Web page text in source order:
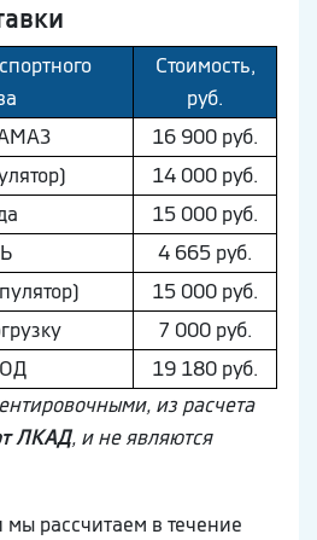
Стоимость,
руб.
16 900 руб.
14 000 руб.
15 000 руб.
4 665 руб.
15 000 руб.
7 000 руб.
19 180 руб.
из расчета
ЛКАД, и не являются
рассчитаем в течение